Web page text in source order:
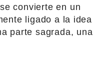
convierte en un
ligado a la idea
parte sagrada, una